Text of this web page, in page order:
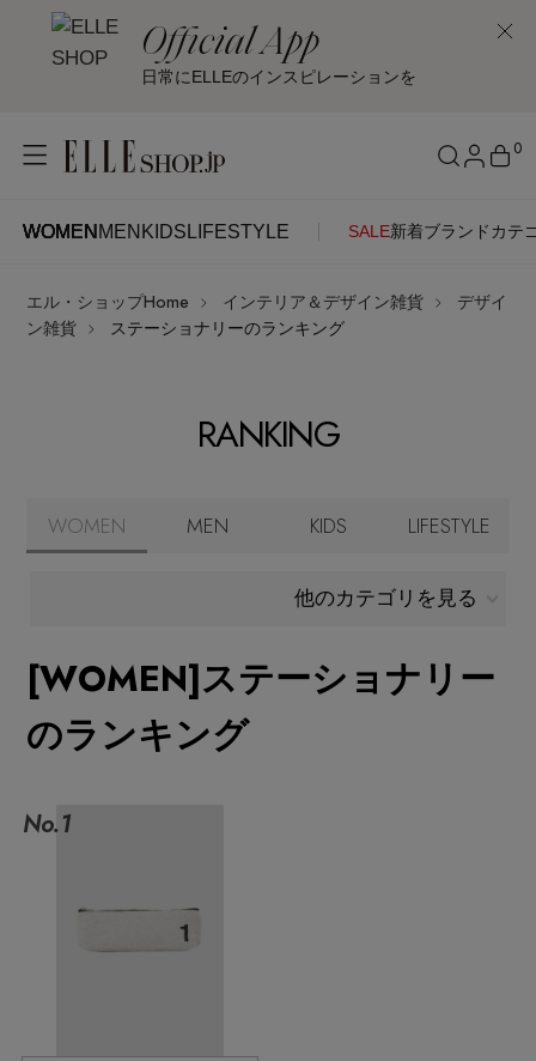
Official App
日常にELLEのインスピレーションを
WOMEN MEN KIDS LIFESTYLE SALE新着ブランド カテ
0
WOMENMENKIDSLIFESTYLE
ITEMS
ブランド
最旬！トレンドワード
【予約】新作ウェアをチェック
アイテム一覧
SALE
ログイン
いち早くお届けします。
ご登録はこちら
SEE RESULTS
エル・ショップHome インテリア＆デザイン雑貨
デザイ
ン雑貨
ステーショナリーのランキング
RANKING
WOMEN MEN KIDS LIFESTYLE
他のカテゴリを見る
[WOMEN]ステーショナリー
のランキング
No.1